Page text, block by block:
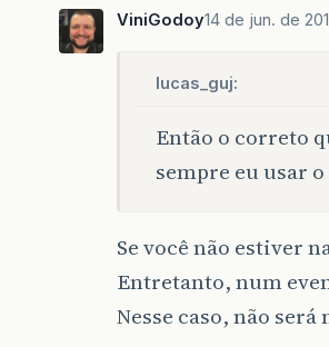
ViniGodoy14 de jun. de
lucas_guj:
Então o correto
sempre eu usar
Se você não estiver
Entretanto, num
Nesse caso, não será